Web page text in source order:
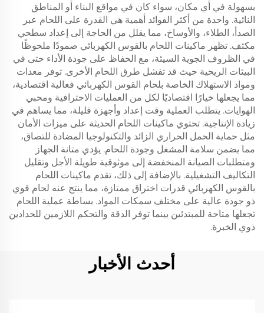
بسهولة في أي مكان، سواء كان في مواقع البناء أو المناطق
النائية. واحدة من أكثر الفوائد أهمية هي القدرة على اللحام عبر
الصدأ، الطلاء، والأوساخ، مما يقلل من الحاجة إلى إعداد سطحي
مكثف. تظهر ماكينات اللحام بالقوس الكهربائي صمودًا ملحوظًا
في الظروف الجوية السيئة، مع الحفاظ على جودة الأداء حتى في
البيئات الريحية حيث قد تفشل طرق اللحام الأخرى. توفر معدات
ومواد الاستهلاك الخاصة بلحام القوس الكهربائي فعالية اقتصادية،
مما يجعلها خيارًا اقتصاديًا لكل من العمليات الاحترافية ومحبي
الهوايات. يتطلب العملية وقت إعداد وأجهزة قليلة، مما يساهم في
زيادة الإنتاجية. تحتوي ماكينات اللحام الحديثة على ميزات الأمان
مثل حماية الحمل الحراري الزائد والتكنولوجيا المضادة للتصاق،
مما يضمن سلامة المشغل وجودة اللحام. يؤدي متانة الجهاز
ومتطلبات الصيانة المنخفضة إلى موثوقية طويلة الأجل وتقليل
التكاليف التشغيلية. بالإضافة إلى ذلك، تقدم ماكينات اللحام
بالقوس الكهربائي قدرات اختراق ممتازة، مما ينتج عنه لحام قوي
ذو جودة عالية على مختلف سمكات المواد. بساطة عملية اللحام
تجعلها متاحة للمبتدئين بينما توفر الدقة والتحكم اللازمين للحدادين
ذوي الخبرة.
أحدث الأخبار